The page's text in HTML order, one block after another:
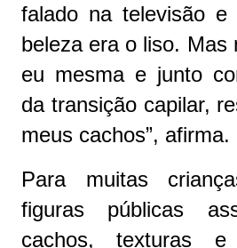
falado na televisão
beleza era o liso. Mas
eu mesma e junto
da transição capilar,
meus cachos”, afirma.
Para muitas
figuras públicas
cachos, texturas